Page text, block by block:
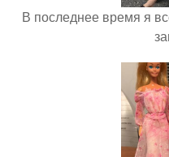
В последнее время я